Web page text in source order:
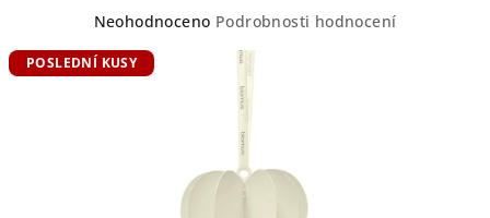
Průměrné
produktu
Neohodnoceno Podrobnosti hodnocení
POSLEDNÍ KUSY